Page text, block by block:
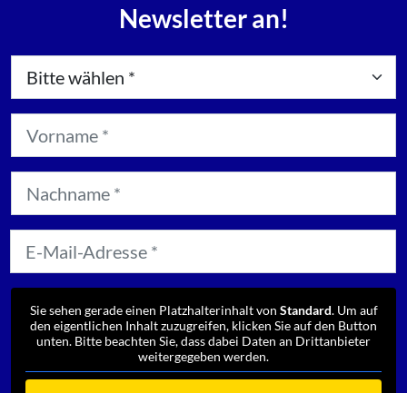
Newsletter an!
Sie sehen gerade einen Platzhalterinhalt von Standard. Um auf
den eigentlichen Inhalt zuzugreifen, klicken Sie auf den Button
unten. Bitte beachten Sie, dass dabei Daten an Drittanbieter
weitergegeben werden.